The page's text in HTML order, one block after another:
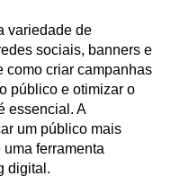
variedade de
sociais, banners e
como criar campanhas
público e otimizar o
essencial. A
um público mais
ferramenta
digital.